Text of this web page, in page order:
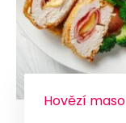
Hovězí maso